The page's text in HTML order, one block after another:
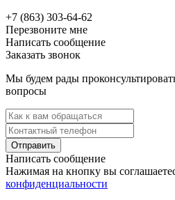
+7 (863) 303-64-62
Перезвоните мне
Написать сообщение
Заказать звонок
Мы будем рады
вопросы
Отправить
Написать сообщение
Нажимая на кнопку вы
конфиденциальности